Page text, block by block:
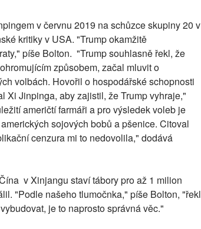
v červnu 2019 na schůzce skupiny 20 v
kritiky v USA. "Trump okamžitě
píše Bolton. "Trump souhlasně řekl, že
způsobem, začal mluvit o
volbách. Hovořil o hospodářské schopnosti
Xi Jinpinga, aby zajistil, že Trump vyhraje,"
američtí farmáři a pro výsledek voleb je
sojových bobů a pšenice. Citoval
cenzura mi to nedovolila," dodává
v Xinjangu staví tábory pro až 1 milion
"Podle našeho tlumočnka," píše Bolton, "řekl
je to naprosto správná věc."